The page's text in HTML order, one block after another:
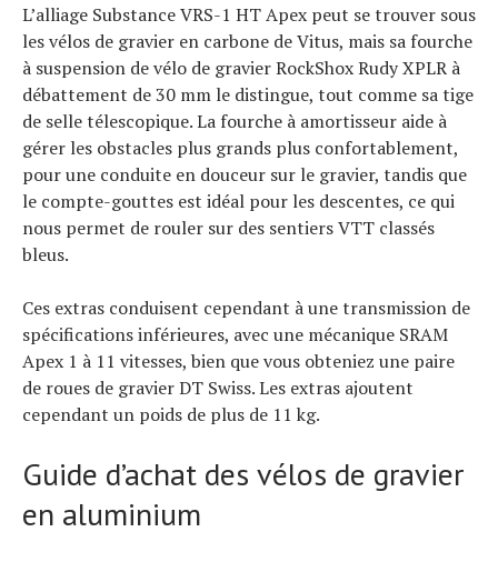
L’alliage Substance VRS-1 HT Apex peut se trouver sous
les vélos de gravier en carbone de Vitus, mais sa fourche
à suspension de vélo de gravier RockShox Rudy XPLR à
débattement de 30 mm le distingue, tout comme sa tige
de selle télescopique. La fourche à amortisseur aide à
gérer les obstacles plus grands plus confortablement,
pour une conduite en douceur sur le gravier, tandis que
le compte-gouttes est idéal pour les descentes, ce qui
nous permet de rouler sur des sentiers VTT classés
bleus.
Ces extras conduisent cependant à une transmission de
spécifications inférieures, avec une mécanique SRAM
Apex 1 à 11 vitesses, bien que vous obteniez une paire
de roues de gravier DT Swiss. Les extras ajoutent
cependant un poids de plus de 11 kg.
Guide d’achat des vélos de gravier
en aluminium